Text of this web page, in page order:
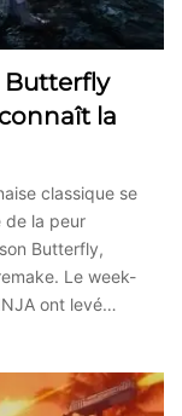
Butterfly
la
classique se
de la peur
Butterfly,
Le week-
ont levé…